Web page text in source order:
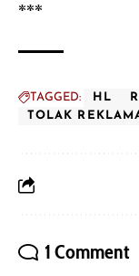
***
TAGGED: HL
TOLAK
1 Comment